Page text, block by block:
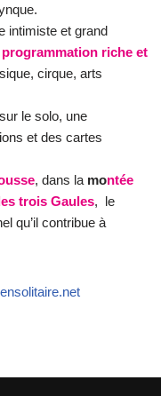
intimiste et grand
programmation riche et
cirque, arts
le solo, une
et des cartes
, dans la montée
trois Gaules, le
qu’il contribue à